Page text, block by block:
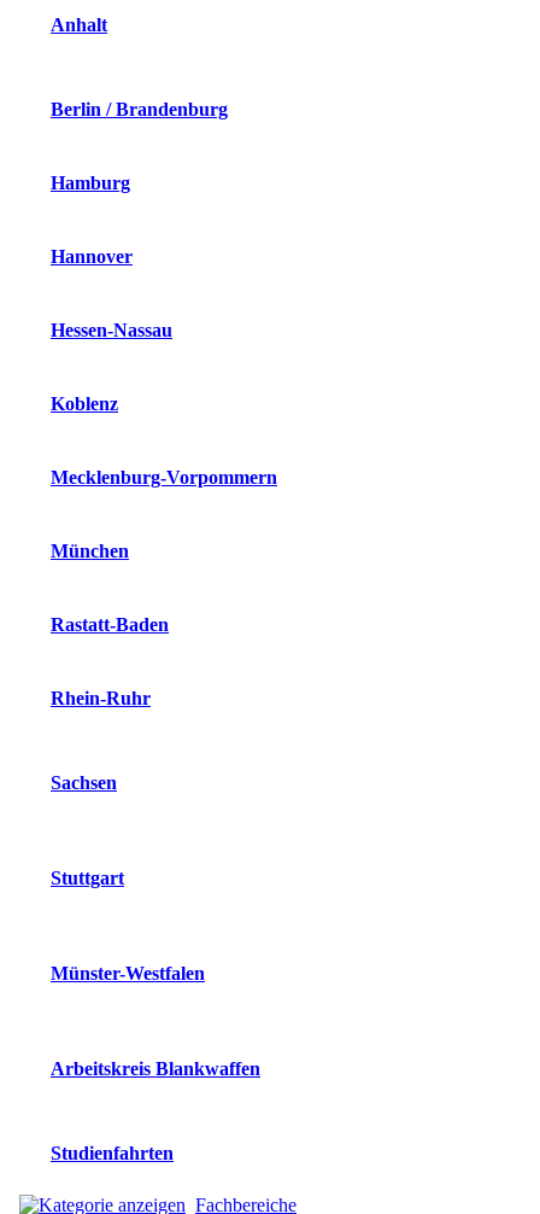
Anhalt
Berlin / Brandenburg
Hamburg
Hannover
Hessen-Nassau
Koblenz
Mecklenburg-Vorpommern
München
Rastatt-Baden
Rhein-Ruhr
Sachsen
Stuttgart
Münster-Westfalen
Arbeitskreis Blankwaffen
Studienfahrten
Fachbereiche